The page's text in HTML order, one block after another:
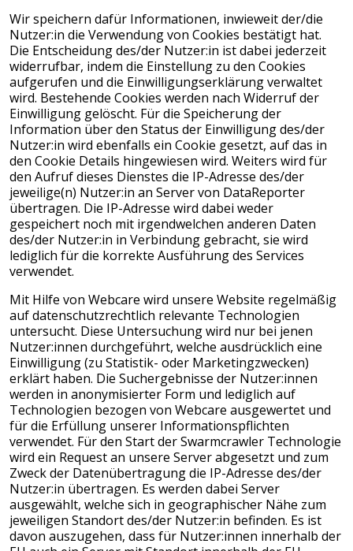
Wir speichern dafür Informationen, inwieweit der/die
Nutzer:in die Verwendung von Cookies bestätigt hat.
Die Entscheidung des/der Nutzer:in ist dabei jederzeit
widerrufbar, indem die Einstellung zu den Cookies
aufgerufen und die Einwilligungserklärung verwaltet
wird. Bestehende Cookies werden nach Widerruf der
Einwilligung gelöscht. Für die Speicherung der
Information über den Status der Einwilligung des/der
Nutzer:in wird ebenfalls ein Cookie gesetzt, auf das in
den Cookie Details hingewiesen wird. Weiters wird für
den Aufruf dieses Dienstes die IP-Adresse des/der
jeweilige(n) Nutzer:in an Server von DataReporter
übertragen. Die IP-Adresse wird dabei weder
gespeichert noch mit irgendwelchen anderen Daten
des/der Nutzer:in in Verbindung gebracht, sie wird
lediglich für die korrekte Ausführung des Services
verwendet.
Mit Hilfe von Webcare wird unsere Website regelmäßig
auf datenschutzrechtlich relevante Technologien
untersucht. Diese Untersuchung wird nur bei jenen
Nutzer:innen durchgeführt, welche ausdrücklich eine
Einwilligung (zu Statistik- oder Marketingzwecken)
erklärt haben. Die Suchergebnisse der Nutzer:innen
werden in anonymisierter Form und lediglich auf
Technologien bezogen von Webcare ausgewertet und
für die Erfüllung unserer Informationspflichten
verwendet. Für den Start der Swarmcrawler Technologie
wird ein Request an unsere Server abgesetzt und zum
Zweck der Datenübertragung die IP-Adresse des/der
Nutzer:in übertragen. Es werden dabei Server
ausgewählt, welche sich in geographischer Nähe zum
jeweiligen Standort des/der Nutzer:in befinden. Es ist
davon auszugehen, dass für Nutzer:innen innerhalb der